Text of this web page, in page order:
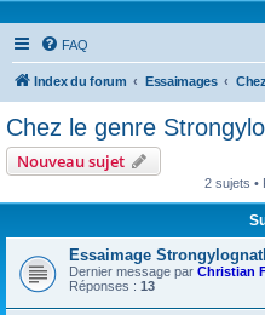
FAQ
Index du forum Essaimages
Chez le genre
Nouveau sujet
2 sujets •
Essaimage
Dernier message par Christian
Réponses : 13